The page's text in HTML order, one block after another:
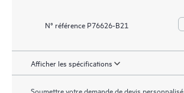
N° référence P76626-B21
Afficher les spécifications
Soumettre votre demande de devis personnalisé